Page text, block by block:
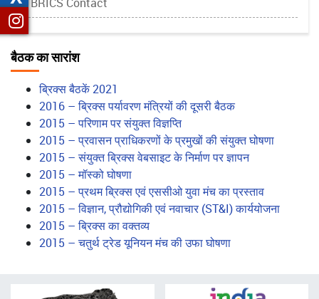
बैठक का सारांश
ब्रिक्स बैठकें 2021
2016 – ब्रिक्स पर्यावरण मंत्रियों की दूसरी बैठक
2015 – परिणाम पर संयुक्त विज्ञप्ति
2015 – प्रवासन प्राधिकरणों के प्रमुखों की संयुक्त घोषणा
2015 – संयुक्त ब्रिक्स वेबसाइट के निर्माण पर ज्ञापन
2015 – मॉस्को घोषणा
2015 – प्रथम ब्रिक्स एवं एससीओ युवा मंच का प्रस्ताव
2015 – विज्ञान, प्रौद्योगिकी एवं नवाचार (ST&I) कार्ययोजना
2015 – ब्रिक्स का वक्तव्य
2015 – चतुर्थ ट्रेड यूनियन मंच की उफा घोषणा